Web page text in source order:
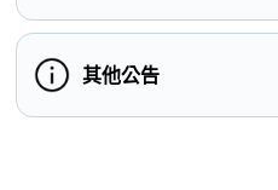
其他公告